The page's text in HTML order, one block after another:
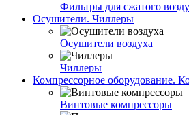
Фильтры для сжатого
Осушители. Чиллеры
Осушители воздуха
Чиллеры
Компрессорное оборудование.
Винтовые компрессоры